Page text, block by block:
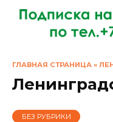
ГЛАВНАЯ СТРАНИЦА »
БЕЗ РУБРИКИ